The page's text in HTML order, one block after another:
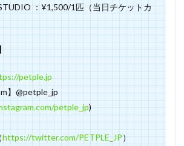
：¥1,500/1匹（当日チケットカ
petple.jp
】@petple_jp
petple_jp)
https://twitter.com/PETPLE_JP）